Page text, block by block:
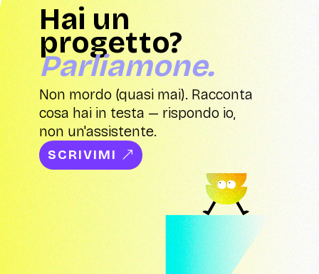
Hai un
progetto?
Parliamone.
Non mordo (quasi mai). Racconta
cosa hai in testa — rispondo io,
non un'assistente.
SCRIVIMI